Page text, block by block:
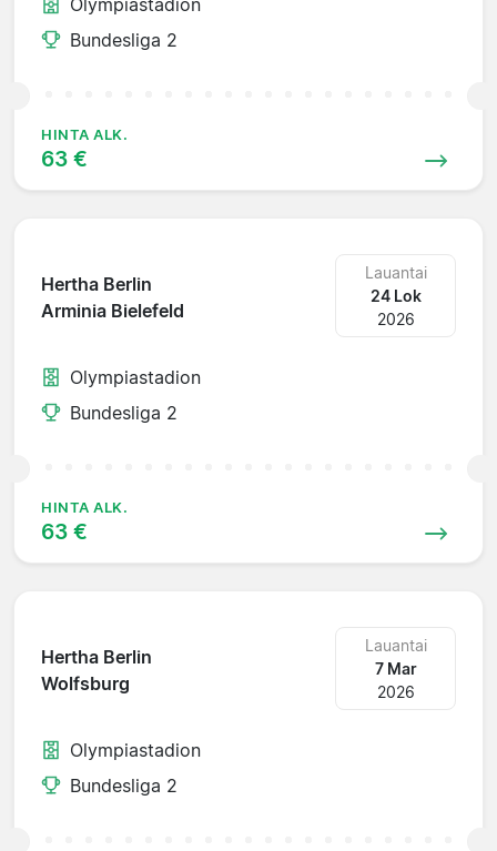
Bundesliga 2
HINTA ALK.
63 €
Hertha Berlin
Arminia Bielefeld
Lauantai
24 Lok
2026
Olympiastadion
Bundesliga 2
HINTA ALK.
63 €
Hertha Berlin
Wolfsburg
Lauantai
7 Mar
2026
Olympiastadion
Bundesliga 2